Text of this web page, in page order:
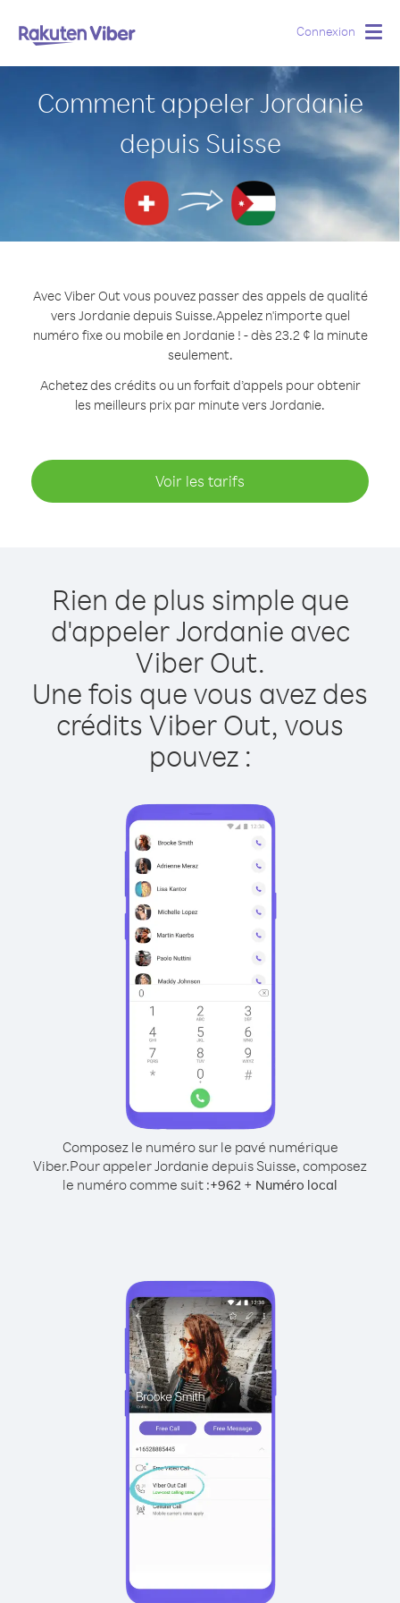
Connexion
Comment appeler Jordanie
depuis Suisse
Avec Viber Out vous pouvez passer des appels de qualité
vers Jordanie depuis Suisse.Appelez n'importe quel
numéro fixe ou mobile en Jordanie ! - dès 23.2 ¢ la minute
seulement.
Achetez des crédits ou un forfait d’appels pour obtenir
les meilleurs prix par minute vers Jordanie.
Voir les tarifs
Rien de plus simple que
d'appeler Jordanie avec
Viber Out.
Une fois que vous avez des
crédits Viber Out, vous
pouvez :
Composez le numéro sur le pavé numérique
Viber.Pour appeler Jordanie depuis Suisse, composez
le numéro comme suit :+962 + Numéro local